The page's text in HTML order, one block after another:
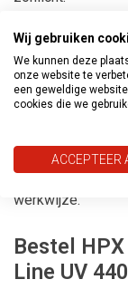
meeste
maanden na
opruiming na het
mogelijkheid om
deze tape handig
werkwijze.
Bestel
Line UV
Wij gebruiken
We kunnen deze
onze website te
een geweldige
cookies die we
ACCEPTEER